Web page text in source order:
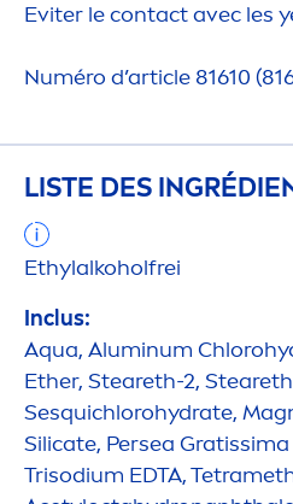
Eviter le contact avec les
Numéro d’article 81610
LISTE DES
Ethylalkoholfrei
Inclus:
Aqua, Aluminum Chloro
Ether, Steareth-2,
Sesquichlorohydrate,
Silicate, Persea
Trisodium EDTA,